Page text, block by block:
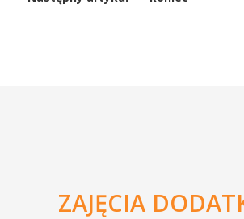
ZAJĘCIA